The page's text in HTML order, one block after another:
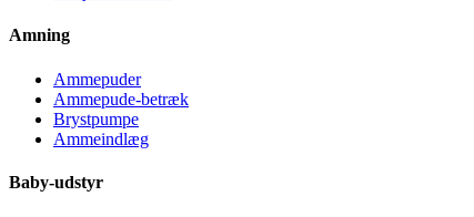
Amning
Ammepuder
Ammepude-betræk
Brystpumpe
Ammeindlæg
Baby-udstyr